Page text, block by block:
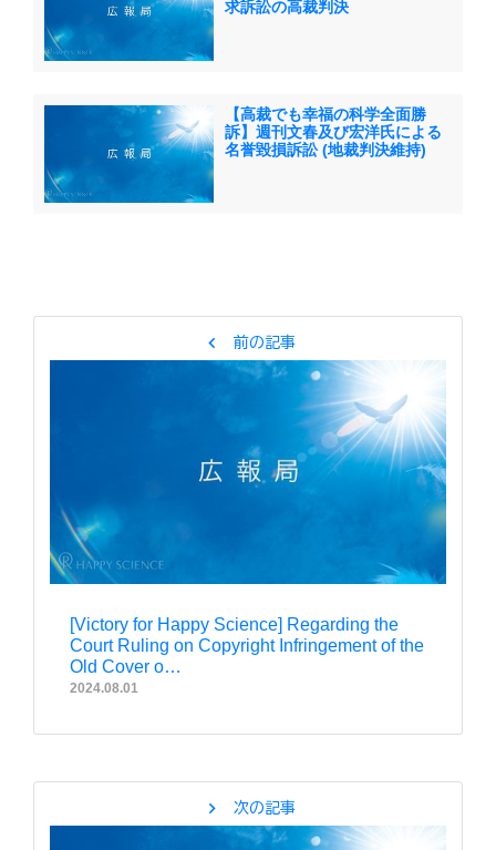
求訴訟の高裁判決
【高裁でも幸福の科学全面勝
訴】週刊文春及び宏洋氏による
名誉毀損訴訟 (地裁判決維持)
chevron_left 前の記事
[Victory for Happy Science] Regarding the
Court Ruling on Copyright Infringement of the
Old Cover o…
2024.08.01
chevron_right 次の記事